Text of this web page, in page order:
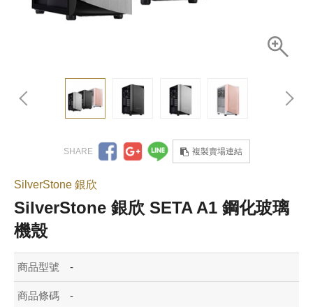
複製賣場連結
SilverStone 銀欣
SilverStone 銀欣 SETA A1 鋼化玻璃
機殼
商品型號 -
商品條碼 -